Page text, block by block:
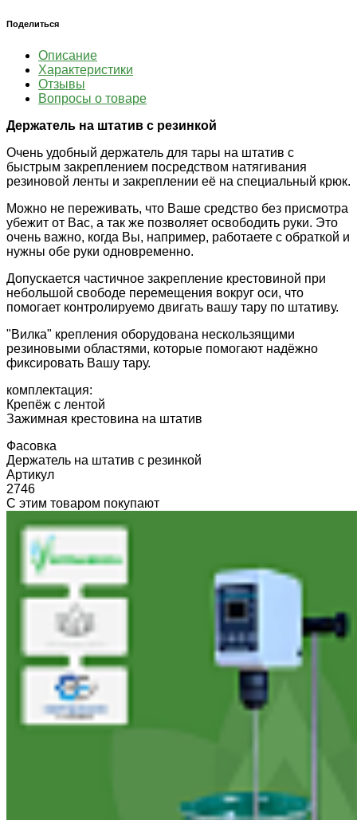
Поделиться
Описание
Характеристики
Отзывы
Вопросы о товаре
Держатель на штатив с резинкой
Очень удобный держатель для тары на штатив с
быстрым закреплением посредством натягивания
резиновой ленты и закреплении её на специальный крюк.
Можно не переживать, что Ваше средство без присмотра
убежит от Вас, а так же позволяет освободить руки. Это
очень важно, когда Вы, например, работаете с обраткой и
нужны обе руки одновременно.
Допускается частичное закрепление крестовиной при
небольшой свободе перемещения вокруг оси, что
помогает контролируемо двигать вашу тару по штативу.
"Вилка" крепления оборудована нескользящими
резиновыми областями, которые помогают надёжно
фиксировать Вашу тару.
комплектация:
Крепёж с лентой
Зажимная крестовина на штатив
Фасовка
Держатель на штатив с резинкой
Артикул
2746
С этим товаром покупают